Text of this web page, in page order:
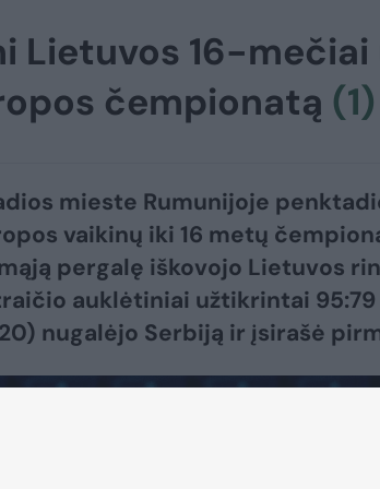
Lietuvos 16-
čempionatą (1)
mieste Rumunijoje
vaikinų iki 16 metų
pergalę iškovojo Lietuvos
auklėtiniai užtikrintai 95:79
nugalėjo Serbiją ir įsirašė